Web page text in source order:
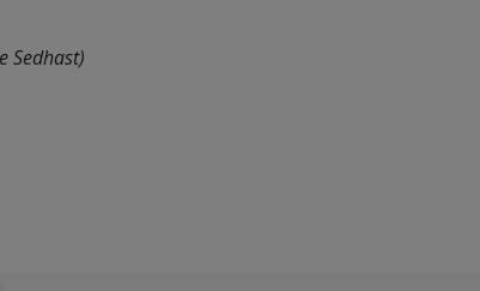
Sedhast)